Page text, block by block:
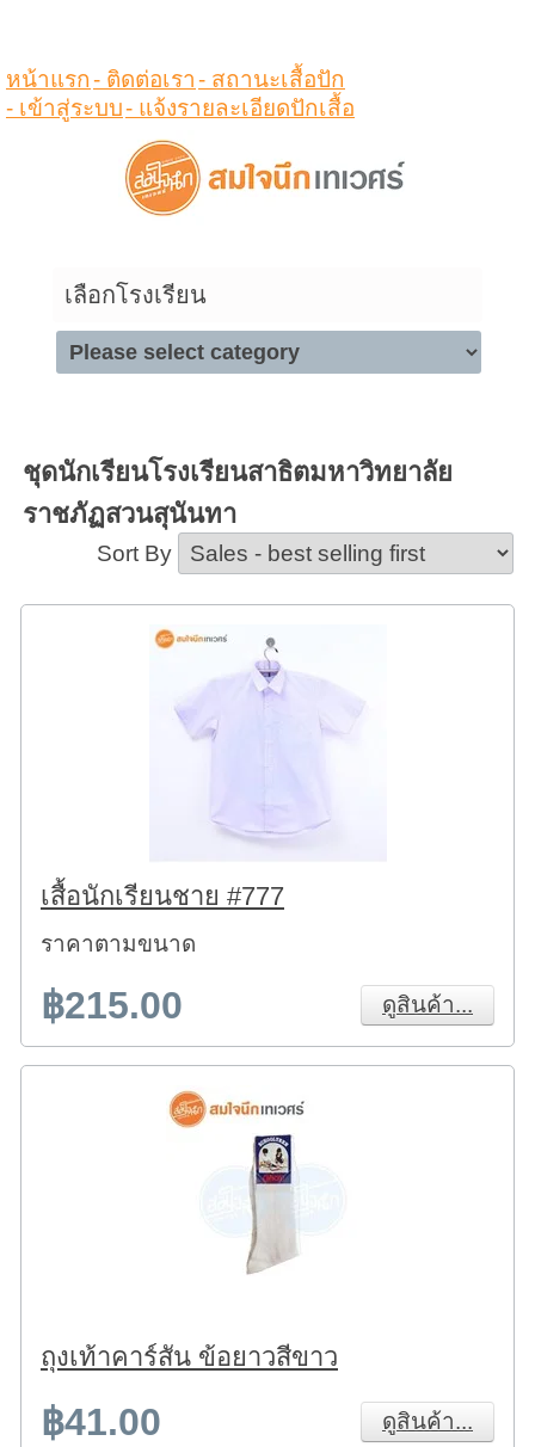
หน้าแรก- ติดต่อเรา- สถานะเสื้อปัก
- เข้าสู่ระบบ- แจ้งรายละเอียดปักเสื้อ
เลือกโรงเรียน
ชุดนักเรียนโรงเรียนสาธิตมหาวิทยาลัย
ราชภัฏสวนสุนันทา
Sort By
เสื้อนักเรียนชาย #777
ราคาตามขนาด
฿215.00 ดูสินค้า...
ถุงเท้าคาร์สัน ข้อยาวสีขาว
฿41.00 ดูสินค้า...